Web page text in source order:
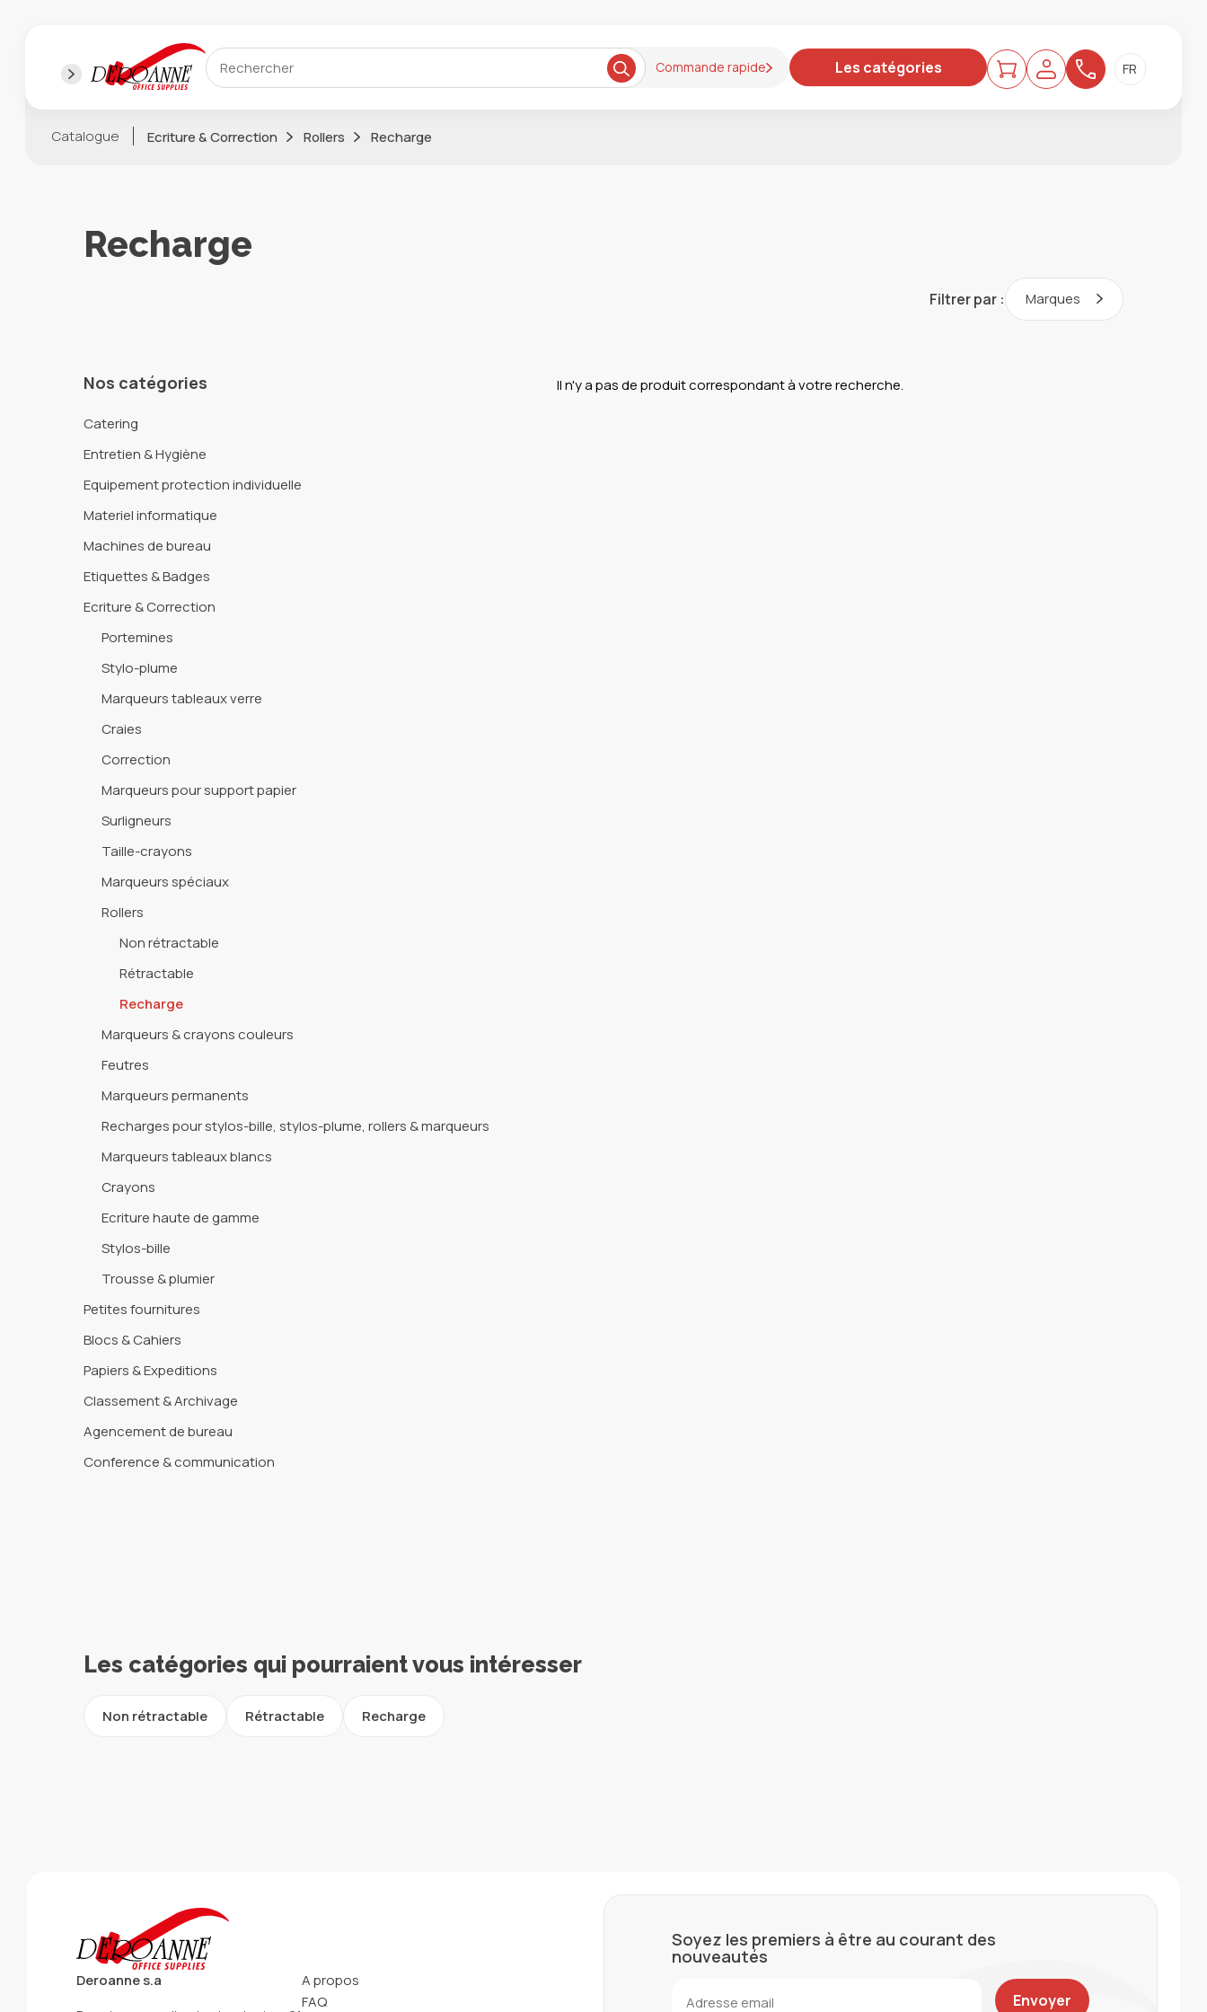
Commande rapide Les catégories
Catalogue Ecriture & Correction Rollers Recharge
Recharge
Filtrer par : Marques
Nos catégories
Catering
Entretien & Hygiène
Equipement protection individuelle
Materiel informatique
Machines de bureau
Etiquettes & Badges
Ecriture & Correction
Portemines
Stylo-plume
Marqueurs tableaux verre
Craies
Correction
Marqueurs pour support papier
Surligneurs
Taille-crayons
Marqueurs spéciaux
Rollers
Non rétractable
Rétractable
Recharge
Marqueurs & crayons couleurs
Feutres
Marqueurs permanents
Recharges pour stylos-bille, stylos-plume, rollers & marqueurs
Marqueurs tableaux blancs
Crayons
Ecriture haute de gamme
Stylos-bille
Trousse & plumier
Petites fournitures
Blocs & Cahiers
Papiers & Expeditions
Classement & Archivage
Agencement de bureau
Conference & communication
Il n'y a pas de produit correspondant à votre recherche.
Les catégories qui pourraient vous intéresser
Non rétractable Rétractable Recharge
Deroanne s.a
A propos
FAQ
Soyez les premiers à être au courant des
nouveautés